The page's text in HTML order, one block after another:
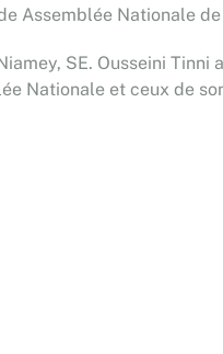
Assemblée Nationale
SE. Ousseini
Nationale et ceux de